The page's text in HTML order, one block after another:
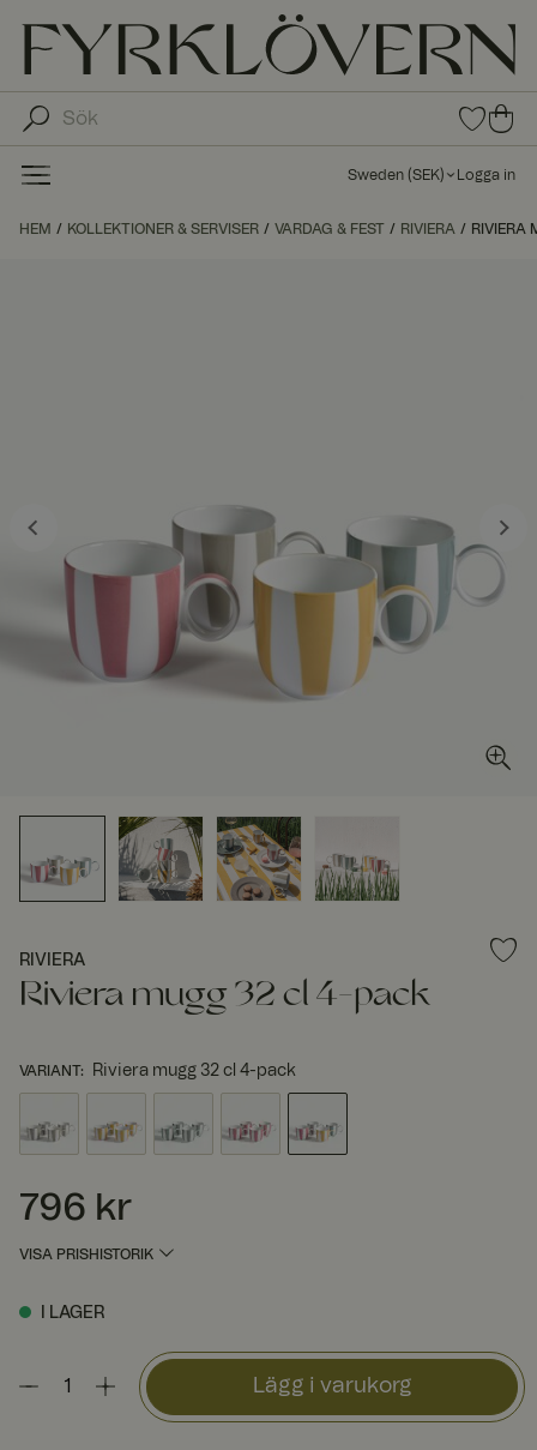
0
arti
i
ista
0
arti
kla
ku
Sweden (SEK) Logga in
HEM KOLLEKTIONER & SERVISER VARDAG & FEST RIVIERA RIVIERA
RIVIERA
Riviera mugg 32 cl 4-pack
VARIANT: Riviera mugg 32 cl 4-pack
Pris:796 kr
796 kr
VISA PRISHISTORIK
I LAGER
Lägg i varukorg